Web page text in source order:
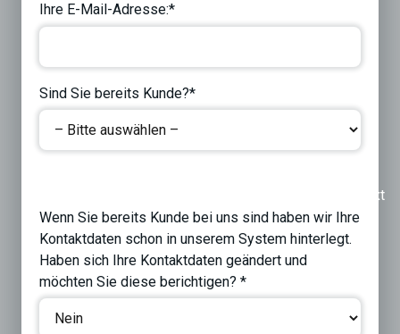
Ihre E-Mail-Adresse:*
Sind Sie bereits Kunde?*
Next
Wenn Sie bereits Kunde bei uns sind haben wir Ihre
Kontaktdaten schon in unserem System hinterlegt.
Haben sich Ihre Kontaktdaten geändert und
möchten Sie diese berichtigen? *